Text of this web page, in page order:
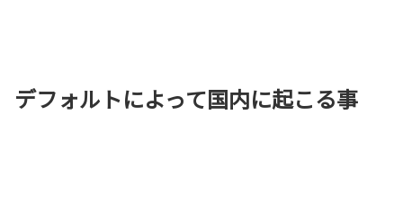
デフォルトによって国内に起こる事